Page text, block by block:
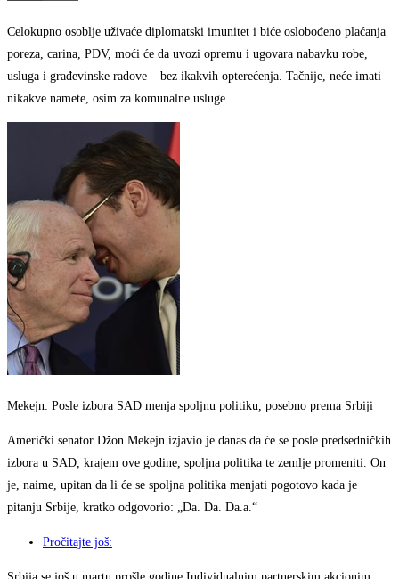
Celokupno osoblje uživaće diplomatski imunitet i biće oslobođeno plaćanja
poreza, carina, PDV, moći će da uvozi opremu i ugovara nabavku robe,
usluga i građevinske radove – bez ikakvih opterećenja. Tačnije, neće imati
nikakve namete, osim za komunalne usluge.
Mekejn: Posle izbora SAD menja spoljnu politiku, posebno prema Srbiji
Američki senator Džon Mekejn izjavio je danas da će se posle predsedničkih
izbora u SAD, krajem ove godine, spoljna politika te zemlje promeniti. On
je, naime, upitan da li će se spoljna politika menjati pogotovo kada je
pitanju Srbije, kratko odgovorio: „Da. Da. Da.a.“
Pročitajte još: